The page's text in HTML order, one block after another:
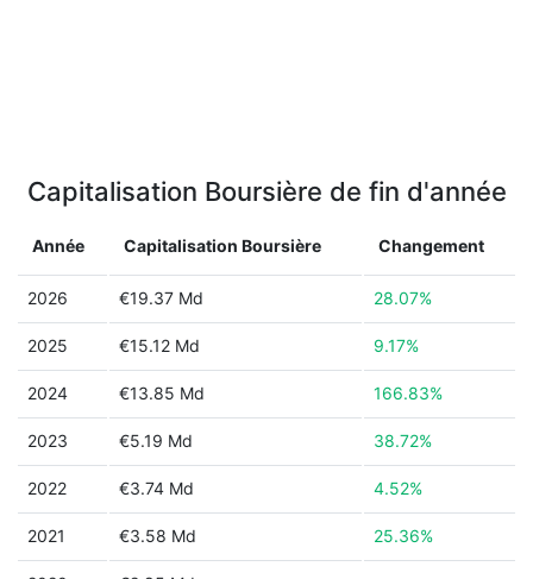
Capitalisation Boursière de fin d'année
Année Capitalisation Boursière Changement
2026 €19.37 Md 28.07%
2025 €15.12 Md 9.17%
2024 €13.85 Md 166.83%
2023 €5.19 Md 38.72%
2022 €3.74 Md 4.52%
2021 €3.58 Md 25.36%